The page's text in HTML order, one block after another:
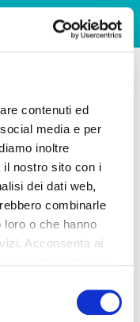
contenuti ed
media e per
inoltre
il nostro sito con i
dei dati web,
combinarle
o che hanno
Acconsenta ai